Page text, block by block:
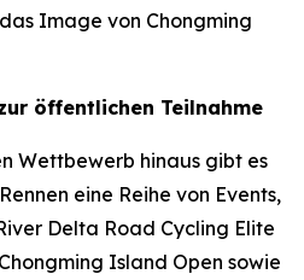
Image von Chongming
öffentlichen Teilnahme
Wettbewerb hinaus gibt es
eine Reihe von Events,
Delta Road Cycling Elite
Island Open sowie